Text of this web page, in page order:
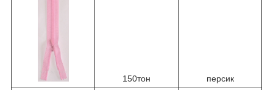
150тон персик